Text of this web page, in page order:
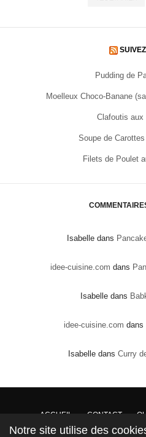
Pudding de
Moelleux Choco-Banane
Clafoutis aux
Soupe de
Filets de Poulet
Isabelledans
idee-cuisine.com dans
Isabelledans
idee-cuisine.com dans
Isabelledans Curry
ACCUEIL CONTACT
DROITS DE PROPRIÉTÉ : Conformément à
Notre site utilise des